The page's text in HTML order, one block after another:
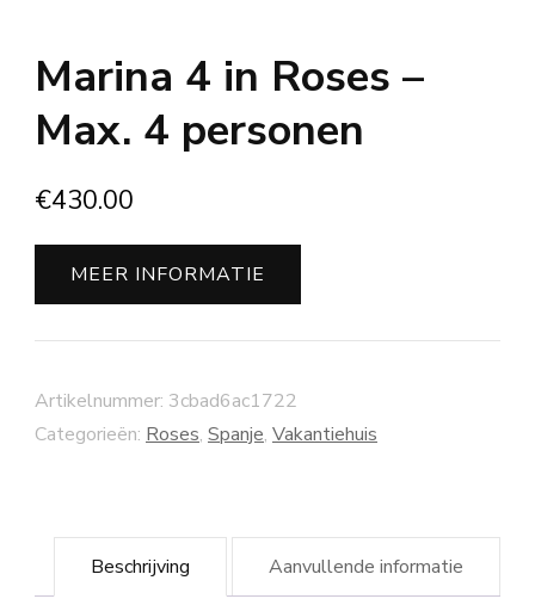
Marina 4 in Roses –
Max. 4 personen
€430.00
MEER INFORMATIE
Artikelnummer: 3cbad6ac1722
Categorieën: Roses, Spanje, Vakantiehuis
Beschrijving Aanvullende informatie